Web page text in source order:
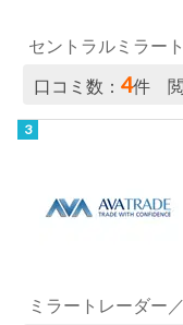
セントラルミラー
口コミ数：4件 閲
ミラートレーダー